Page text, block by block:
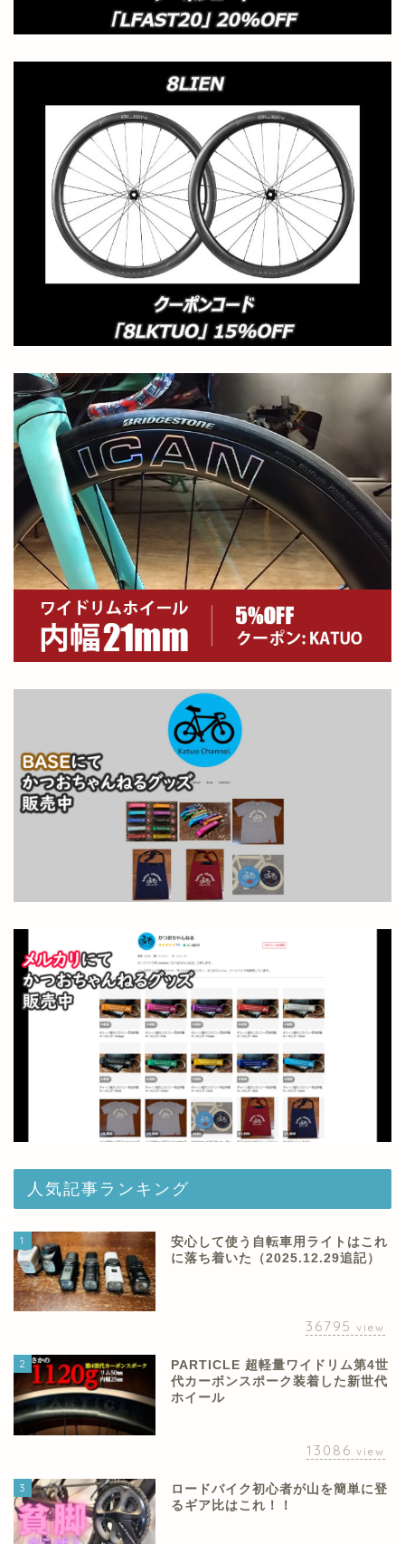
人気記事ランキング
1
安心して使う自転車用ライトはこれ
に落ち着いた（2025.12.29追記）
36795 view
2
PARTICLE 超軽量ワイドリム第4世
代カーボンスポーク装着した新世代
ホイール
13086 view
3
ロードバイク初心者が山を簡単に登
るギア比はこれ！！